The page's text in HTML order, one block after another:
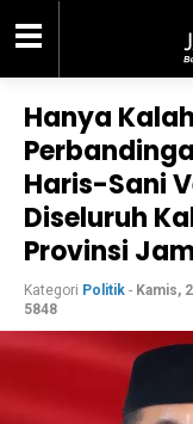
Hanya
Haris-Sani
Diseluruh
Provinsi
Kategori Politik - Kamis,
5848